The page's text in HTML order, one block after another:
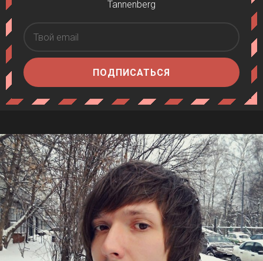
Tannenberg
ПОДПИСАТЬСЯ